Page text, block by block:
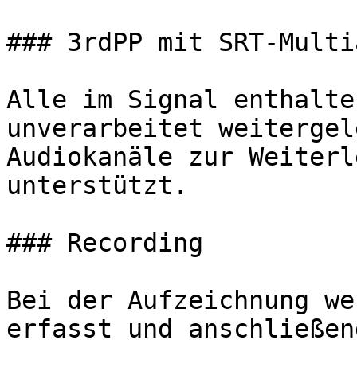
### 3rdPP mit SRT-
Alle im Signal
unverarbeitet
Audiokanäle zur
unterstützt.
### Recording
Bei der Aufzeichnung
erfasst und